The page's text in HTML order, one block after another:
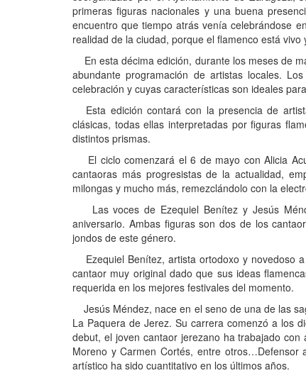
primeras figuras nacionales y una buena
encuentro que tiempo atrás venía celebrándose
realidad de la ciudad, porque el flamenco está vivo
En esta décima edición, durante los meses de
abundante programación de artistas locales.
celebración y cuyas características son ideales
Esta edición contará con la presencia de
clásicas, todas ellas interpretadas por figuras
distintos prismas.
El ciclo comenzará el 6 de mayo con Alicia
cantaoras más progresistas de la actualidad,
milongas y mucho más, remezclándolo con la
Las voces de Ezequiel Benítez y Jesús
aniversario. Ambas figuras son dos de los
jondos de este género.
Ezequiel Benítez, artista ortodoxo y novedoso
cantaor muy original dado que sus ideas
requerida en los mejores festivales del momento.
Jesús Méndez, nace en el seno de una de las
La Paquera de Jerez. Su carrera comenzó a los
debut, el joven cantaor jerezano ha trabajado
Moreno y Carmen Cortés, entre
artístico ha sido cuantitativo en los últimos años.